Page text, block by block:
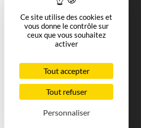
Ce site utilise des cookies et
vous donne le contrôle sur
ceux que vous souhaitez
activer
Tout accepter
Tout refuser
Personnaliser